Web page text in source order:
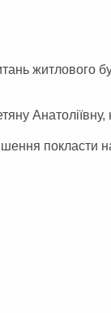
житлового
покласти